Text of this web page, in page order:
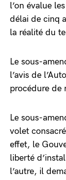
l’on évalue
délai de cinq
la réalité du
Le sous-
l’avis de
procédure de
Le sous-
volet
effet, le
liberté
l’autre, il